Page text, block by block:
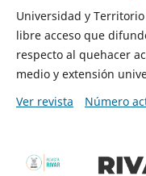
Universidad y
libre acceso que
respecto al quehacer
medio y extensión
Ver revista
Número